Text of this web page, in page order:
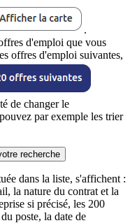
.
d'emploi que vous
offres d'emploi suivantes,
de changer le
par exemple les trier
recherche
dans la liste, s'affichent :
la nature du contrat et la
si précisé, les 200
poste, la date de